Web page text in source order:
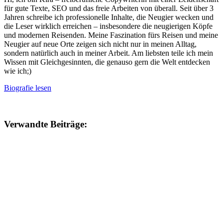
für gute Texte, SEO und das freie Arbeiten von überall. Seit über 3
Jahren schreibe ich professionelle Inhalte, die Neugier wecken und
die Leser wirklich erreichen – insbesondere die neugierigen Köpfe
und modernen Reisenden. Meine Faszination fürs Reisen und meine
Neugier auf neue Orte zeigen sich nicht nur in meinen Alltag,
sondern natürlich auch in meiner Arbeit. Am liebsten teile ich mein
Wissen mit Gleichgesinnten, die genauso gern die Welt entdecken
wie ich;)
Biografie lesen
Verwandte Beiträge: